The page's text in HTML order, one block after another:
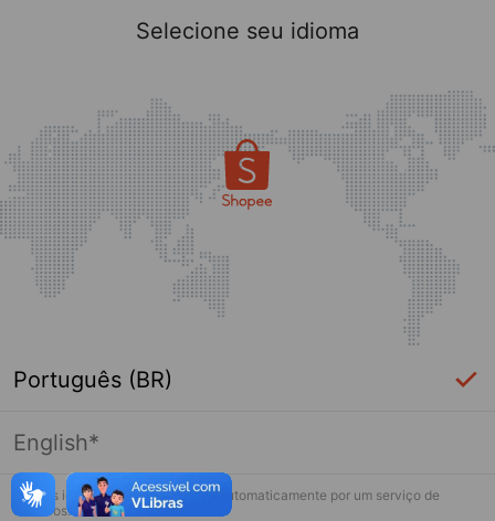
Selecione seu idioma
Português (BR)
English*
* Esses idiomas serão traduzidos automaticamente por um serviço de
terceiros.
toque de novo e tente novamente.